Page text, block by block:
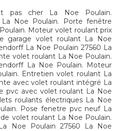
pas cher La Noe Poulain.
Noe Poulain. Porte fenêtre
Moteur volet roulant prix
garage volet roulant La Noe
La Noe Poulain 27560 La
volet roulant La Noe Poulain.
La Noe Poulain. Moteur
Entretien volet roulant La
avec volet roulant intégré La
pvc avec volet roulant La Noe
roulants électriques La Noe
Pose fenetre pvc neuf La
volet roulant La Noe Poulain.
Noe Poulain 27560 La Noe